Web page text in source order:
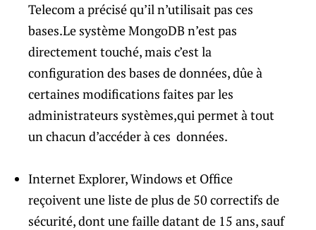
Telecom a précisé qu’il n’utilisait pas ces
bases.Le système MongoDB n’est pas
directement touché, mais c’est la
configuration des bases de données, dûe à
certaines modifications faites par les
administrateurs systèmes,qui permet à tout
un chacun d’accéder à ces données.
Internet Explorer, Windows et Office
reçoivent une liste de plus de 50 correctifs de
sécurité, dont une faille datant de 15 ans, sauf